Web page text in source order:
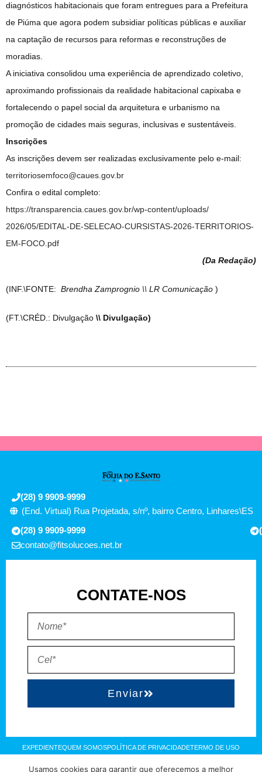
diagnósticos habitacionais que foram entregues para a Prefeitura
de Piúma que agora podem subsidiar políticas públicas e auxiliar
na captação de recursos para reformas e reconstruções de
moradias.
A iniciativa consolidou uma experiência de aprendizado coletivo,
aproximando profissionais da realidade habitacional capixaba e
fortalecendo o papel social da arquitetura e urbanismo na
promoção de cidades mais seguras, inclusivas e sustentáveis.
Inscrições
As inscrições devem ser realizadas exclusivamente pelo e-mail:
territoriosemfoco@caues.gov.br
Confira o edital completo:
https://transparencia.caues. gov.br/wp-content/uploads/
2026/05/EDITAL-DE-SELECAO-CURSISTAS-2026-TERRITORIOS-
EM-FOCO.pdf
(Da Redação)
(INF.\FONTE: Brendha Zamprognio \\ LR Comunicação )
(FT.\CRÉD.: Divulgação \\ Divulgação)
(28) 9 9909-9999
(End. Virtual) Rua Projetada, s/nº, bairro Centro, Linhares\ES
(28) 9 9909-9999
contato@fitsolucoes.net.br
CONTATE-NOS
Enviar
EXPEDIENTEQUEM SOMOSPOLÍTICA DE PRIVACIDADETERMO DE USO
Usamos cookies para garantir que oferecemos a melhor